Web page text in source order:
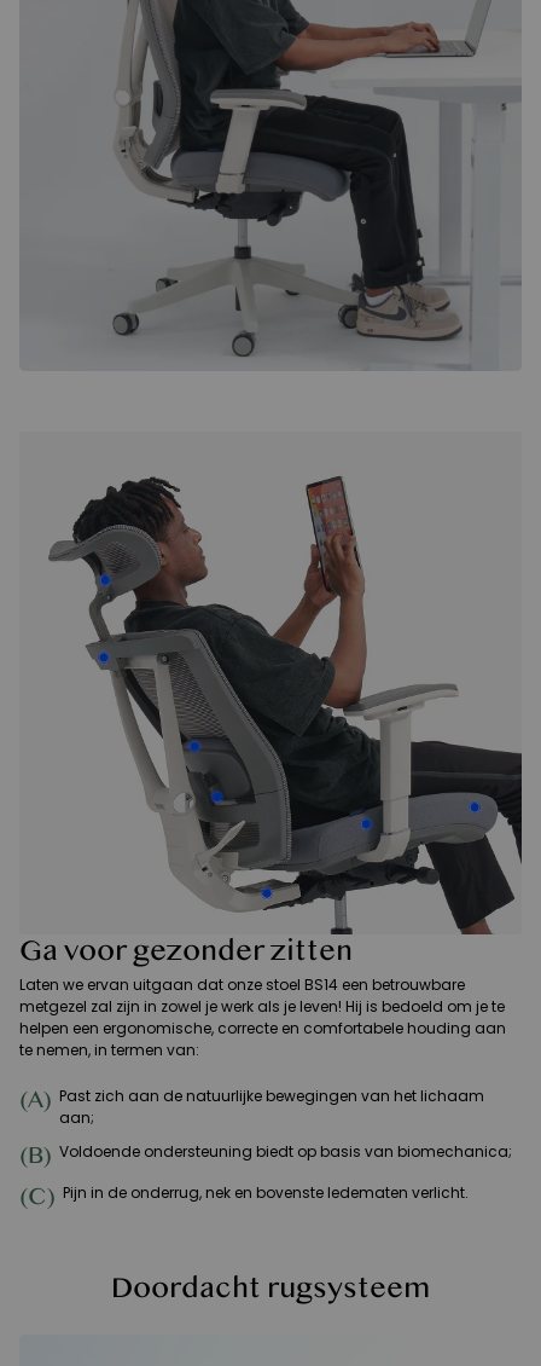
Ga voor gezonder zitten
Laten we ervan uitgaan dat onze stoel BS14 een betrouwbare
metgezel zal zijn in zowel je werk als je leven! Hij is bedoeld om je te
helpen een ergonomische, correcte en comfortabele houding aan
te nemen, in termen van:
(A) Past zich aan de natuurlijke bewegingen van het lichaam
aan;
(B) Voldoende ondersteuning biedt op basis van biomechanica;
(C) Pijn in de onderrug, nek en bovenste ledematen verlicht.
Doordacht rugsysteem